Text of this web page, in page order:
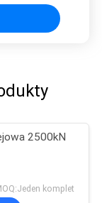
2500kN
komplet